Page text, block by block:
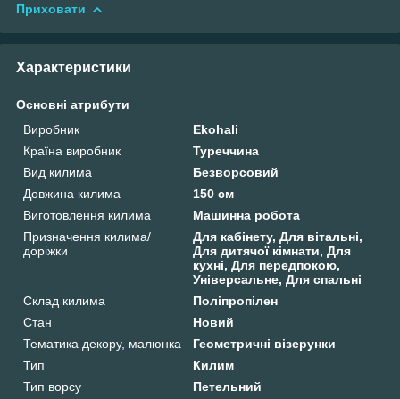
Приховати
Характеристики
Основні атрибути
Виробник
Ekohali
Країна виробник
Туреччина
Вид килима
Безворсовий
Довжина килима
150 см
Виготовлення килима
Машинна робота
Призначення килима/
доріжки
Для кабінету, Для вітальні,
Для дитячої кімнати, Для
кухні, Для передпокою,
Універсальне, Для спальні
Склад килима
Поліпропілен
Стан
Новий
Тематика декору, малюнка
Геометричні візерунки
Тип
Килим
Тип ворсу
Петельний